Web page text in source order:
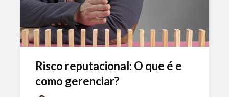
Risco reputacional: O que é e
como gerenciar?